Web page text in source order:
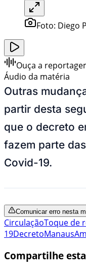
Foto: Diego
Ouça a
Áudio da matéria
Outras
partir desta
que o decreto
fazem parte
Covid-19.
Comunicar erro nesta
CirculaçãoToque de
19DecretoManaus
Compartilhe